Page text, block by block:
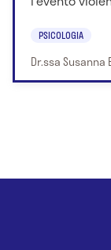
PSICOLOGIA
Dr.ssa Susanna